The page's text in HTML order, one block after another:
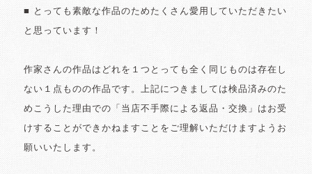
■ とっても素敵な作品のためたくさん愛用していただきたい
と思っています！
作家さんの作品はどれを１つとっても全く同じものは存在し
ない１点ものの作品です。上記につきましては検品済みのた
めこうした理由での「当店不手際による返品・交換」はお受
けすることができかねますことをご理解いただけますようお
願いいたします。